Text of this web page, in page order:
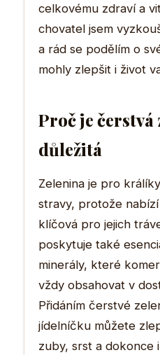
celkovému zdraví a
chovatel jsem
a rád se podělím o
mohly zlepšit i život
Proč je čerstvá
důležitá
Zelenina je pro
stravy, protože
klíčová pro jejich
poskytuje také
minerály, které
vždy obsahovat v
Přidáním čerstvé
jídelníčku můžete
zuby, srst a dokonce